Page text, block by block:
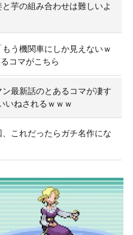
と芋の組み合わせは難しいよ
もう機関車にしか見えないｗ
コマがこちら
ン最新話のとあるコマが凄す
いねされるｗｗｗ
、これだったらガチ名作にな